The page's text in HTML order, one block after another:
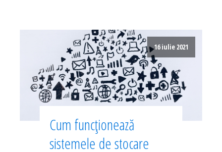
16 iulie 2021
Cum funcționează
sistemele de stocare